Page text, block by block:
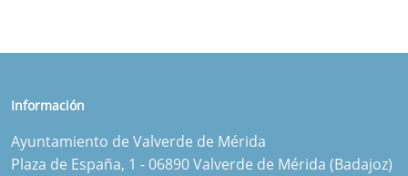
Información
Ayuntamiento de Valverde de Mérida
Plaza de España, 1 - 06890 Valverde de Mérida (Badajoz)